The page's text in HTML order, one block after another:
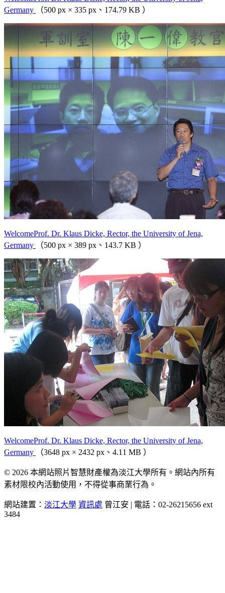
Germany
（500 px × 335 px、174.79 KB ）
WelcomeProf. Dr. Klaus Dicke, Rector, the University of Jena,
Germany
（500 px × 389 px、143.7 KB ）
WelcomeProf. Dr. Klaus Dicke, Rector, the University of Jena,
Germany
（3648 px × 2432 px、4.11 MB ）
© 2026 本網站照片智慧財產權為淡江大學所有。網站內所有
素材限校內活動使用，不得從事商業行為。
網站建置： 淡江大學 資訊處 曾江安 | 電話：02-26215656 ext
3484